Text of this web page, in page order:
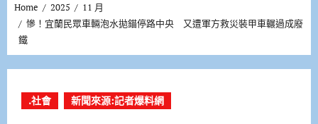
Home 2025
11 月
慘！宜蘭民眾車輛泡水拋錨停路中央 又遭軍方救災裝甲車輾過成廢
鐵
.社會 新聞來源:記者爆料網